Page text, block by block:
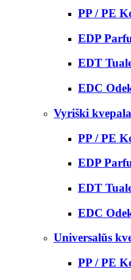
PP / PE
EDP
EDT
EDC
Vyriški
PP / PE
EDP
EDT
EDC
Universalūs
PP / PE